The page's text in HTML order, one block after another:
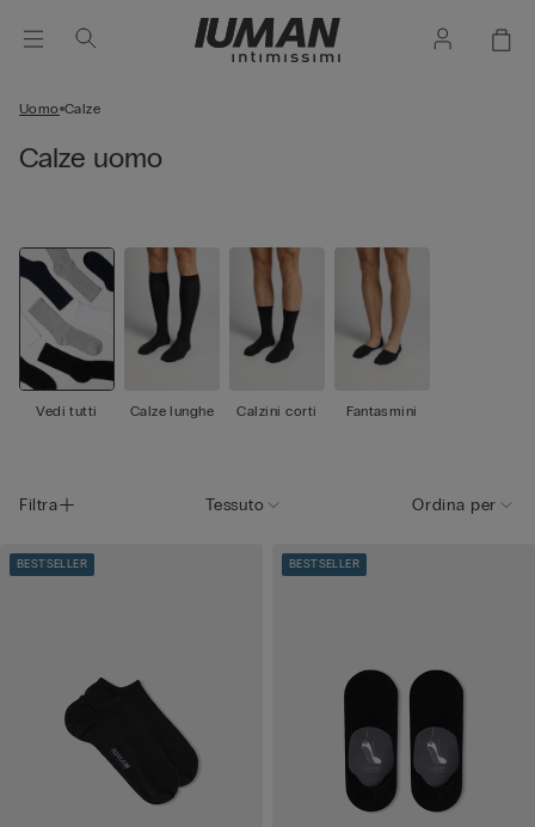
Uomo Calze
Calze uomo
Vedi tutti Calze lunghe Calzini corti Fantasmini
Filtra Tessuto Ordina per
BESTSELLER BESTSELLER